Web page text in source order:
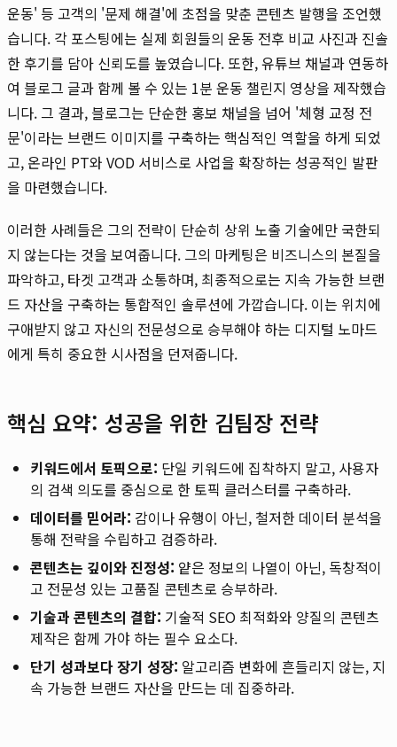
운동' 등 고객의 '문제 해결'에 초점을 맞춘 콘텐츠 발행을 조언했
습니다. 각 포스팅에는 실제 회원들의 운동 전후 비교 사진과 진솔
한 후기를 담아 신뢰도를 높였습니다. 또한, 유튜브 채널과 연동하
여 블로그 글과 함께 볼 수 있는 1분 운동 챌린지 영상을 제작했습
니다. 그 결과, 블로그는 단순한 홍보 채널을 넘어 '체형 교정 전
문'이라는 브랜드 이미지를 구축하는 핵심적인 역할을 하게 되었
고, 온라인 PT와 VOD 서비스로 사업을 확장하는 성공적인 발판
을 마련했습니다.
이러한 사례들은 그의 전략이 단순히 상위 노출 기술에만 국한되
지 않는다는 것을 보여줍니다. 그의 마케팅은 비즈니스의 본질을
파악하고, 타겟 고객과 소통하며, 최종적으로는 지속 가능한 브랜
드 자산을 구축하는 통합적인 솔루션에 가깝습니다. 이는 위치에
구애받지 않고 자신의 전문성으로 승부해야 하는 디지털 노마드
에게 특히 중요한 시사점을 던져줍니다.
핵심 요약: 성공을 위한 김팀장 전략
키워드에서 토픽으로: 단일 키워드에 집착하지 말고, 사용자
의 검색 의도를 중심으로 한 토픽 클러스터를 구축하라.
데이터를 믿어라: 감이나 유행이 아닌, 철저한 데이터 분석을
통해 전략을 수립하고 검증하라.
콘텐츠는 깊이와 진정성: 얕은 정보의 나열이 아닌, 독창적이
고 전문성 있는 고품질 콘텐츠로 승부하라.
기술과 콘텐츠의 결합: 기술적 SEO 최적화와 양질의 콘텐츠
제작은 함께 가야 하는 필수 요소다.
단기 성과보다 장기 성장: 알고리즘 변화에 흔들리지 않는, 지
속 가능한 브랜드 자산을 만드는 데 집중하라.